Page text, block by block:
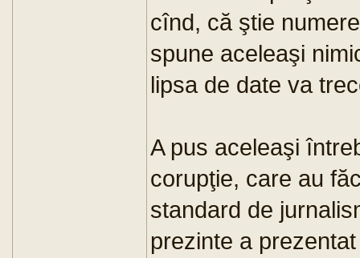
cînd, că ştie
spune aceleaşi
lipsa de date va
A pus aceleaşi
corupţie, care au
standard de
prezinte a